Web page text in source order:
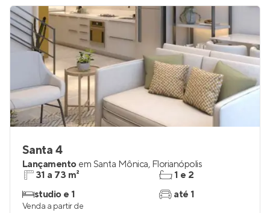
Santa 4
Lançamento em Santa Mônica, Florianópolis
31 a 73 m²
studio e 1
1 e 2
até 1
Venda a partir de